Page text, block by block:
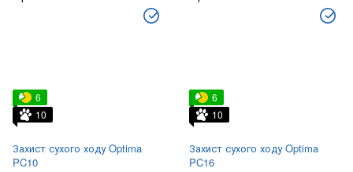
6
10
Захист сухого ходу Optima
PC10
6
10
Захист сухого ходу Optima
PC16